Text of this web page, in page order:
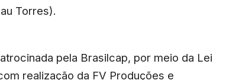
Torres).
pela Brasilcap, por meio da Lei
realização da FV Produções e